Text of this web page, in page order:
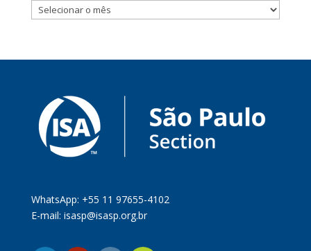
Arquivo
WhatsApp: +55 11 97655-4102
E-mail: isasp@isasp.org.br